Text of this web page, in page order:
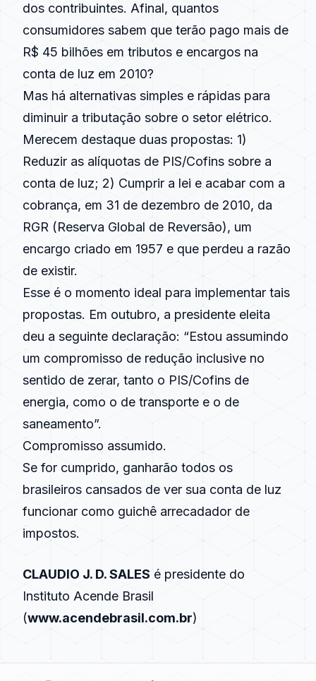
dos contribuintes. Afinal, quantos
consumidores sabem que terão pago mais de
R$ 45 bilhões em tributos e encargos na
conta de luz em 2010?
Mas há alternativas simples e rápidas para
diminuir a tributação sobre o setor elétrico.
Merecem destaque duas propostas: 1)
Reduzir as alíquotas de PIS/Cofins sobre a
conta de luz; 2) Cumprir a lei e acabar com a
cobrança, em 31 de dezembro de 2010, da
RGR (Reserva Global de Reversão), um
encargo criado em 1957 e que perdeu a razão
de existir.
Esse é o momento ideal para implementar tais
propostas. Em outubro, a presidente eleita
deu a seguinte declaração: “Estou assumindo
um compromisso de redução inclusive no
sentido de zerar, tanto o PIS/Cofins de
energia, como o de transporte e o de
saneamento”.
Compromisso assumido.
Se for cumprido, ganharão todos os
brasileiros cansados de ver sua conta de luz
funcionar como guichê arrecadador de
impostos.
CLAUDIO J. D. SALES é presidente do
Instituto Acende Brasil
(www.acendebrasil.com.br)